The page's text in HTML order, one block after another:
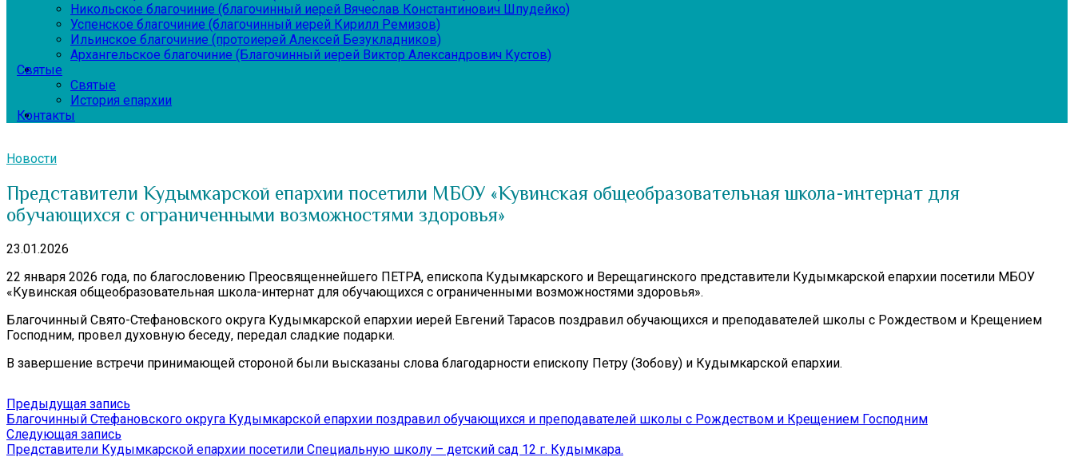
Никольское благочиние (благочинный иерей Вячеслав Константинович Шпудейко)
Успенское благочиние (благочинный иерей Кирилл Ремизов)
Ильинское благочиние (протоиерей Алексей Безукладников)
Архангельское благочиние (Благочинный иерей Виктор Александрович Кустов)
Святые
Святые
История епархии
Контакты
Новости
Представители Кудымкарской епархии посетили МБОУ «Кувинская общеобразовательная школа-интернат для
обучающихся с ограниченными возможностями здоровья»
23.01.2026
22 января 2026 года, по благословению Преосвященнейшего ПЕТРА, епископа Кудымкарского и Верещагинского представители Кудымкарской епархии посетили МБОУ
«Кувинская общеобразовательная школа-интернат для обучающихся с ограниченными возможностями здоровья».
Благочинный Свято-Стефановского округа Кудымкарской епархии иерей Евгений Тарасов поздравил обучающихся и преподавателей школы с Рождеством и Крещением
Господним, провел духовную беседу, передал сладкие подарки.
В завершение встречи принимающей стороной были высказаны слова благодарности епископу Петру (Зобову) и Кудымкарской епархии.
Навигация
по
записям
Предыдущая запись
запись:
Благочинный Стефановского округа Кудымкарской епархии поздравил обучающихся и преподавателей школы с Рождеством и Крещением Господним
Следующая запись
запись:
Представители Кудымкарской епархии посетили Специальную школу – детский сад 12 г. Кудымкара.